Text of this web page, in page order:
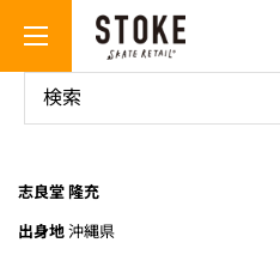
テ
Stoke
Skate
志良堂 隆充
出身地 沖縄県